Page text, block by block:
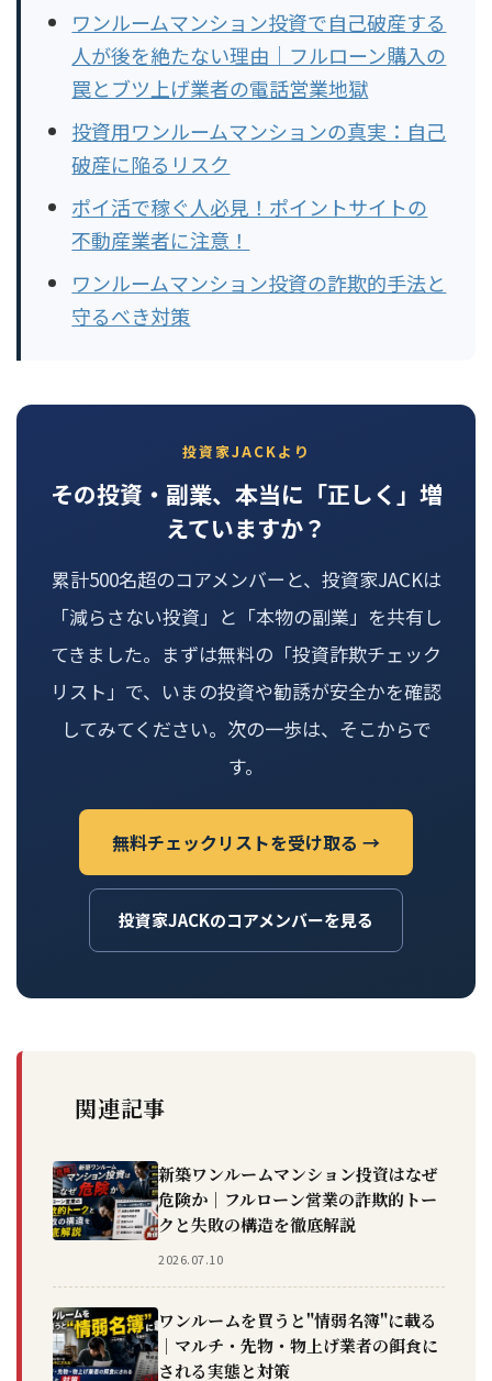
ワンルームマンション投資で自己破産する
人が後を絶たない理由｜フルローン購入の
罠とブツ上げ業者の電話営業地獄
投資用ワンルームマンションの真実：自己
破産に陥るリスク
ポイ活で稼ぐ人必見！ポイントサイトの
不動産業者に注意！
ワンルームマンション投資の詐欺的手法と
守るべき対策
投資家JACKより
その投資・副業、本当に「正しく」増
えていますか？
累計500名超のコアメンバーと、投資家JACKは
「減らさない投資」と「本物の副業」を共有し
てきました。まずは無料の「投資詐欺チェック
リスト」で、いまの投資や勧誘が安全かを確認
してみてください。次の一歩は、そこからで
す。
無料チェックリストを受け取る →
投資家JACKのコアメンバーを見る
関連記事
新築ワンルームマンション投資はなぜ
危険か｜フルローン営業の詐欺的トー
クと失敗の構造を徹底解説
2026.07.10
ワンルームを買うと"情弱名簿"に載る
｜マルチ・先物・物上げ業者の餌食に
される実態と対策